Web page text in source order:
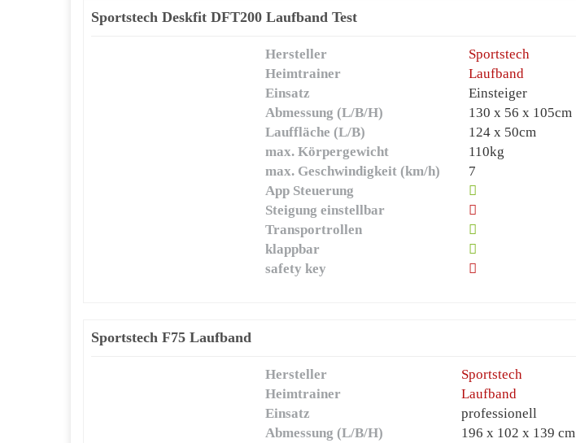
Sportstech Deskfit DFT200 Laufband Test
Hersteller
Sportstech
Heimtrainer
Laufband
Einsatz
Einsteiger
Abmessung (L/B/H)
130 x 56 x 105cm
Lauffläche (L/B)
124 x 50cm
max. Körpergewicht
110kg
max. Geschwindigkeit (km/h)
7
App Steuerung
Steigung einstellbar
Transportrollen
klappbar
safety key
Sportstech F75 Laufband
Hersteller
Sportstech
Heimtrainer
Laufband
Einsatz
professionell
Abmessung (L/B/H)
196 x 102 x 139 cm